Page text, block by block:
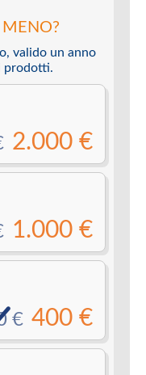
valido un anno
prodotti.
2.000 €
€
1.000 €
€
400 €
480 €